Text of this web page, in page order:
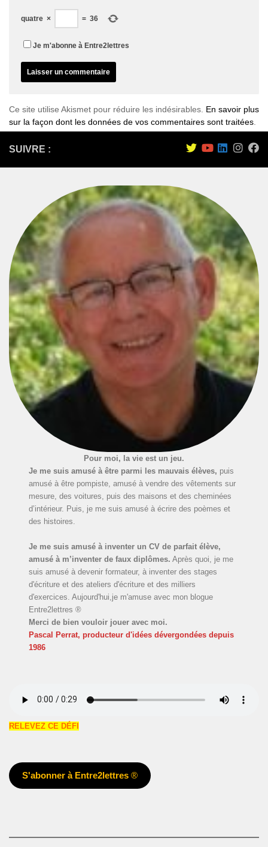
quatre × = 36
Je m'abonne à Entre2lettres
Ce site utilise Akismet pour réduire les indésirables. En savoir plus
sur la façon dont les données de vos commentaires sont traitées
SUIVRE :
Pour moi, la vie est un jeu.
Je me suis amusé à être parmi les mauvais élèves, puis
amusé à être pompiste, amusé à vendre des vêtements sur
mesure, des voitures, puis des maisons et des cheminées
d’intérieur. Puis, je me suis amusé à écrire des poèmes et
des histoires.
Je me suis amusé à inventer un CV de parfait élève,
amusé à m’inventer de faux diplômes. Après quoi, je me
suis amusé à devenir formateur, à inventer des stages
d'écriture et des ateliers d'écriture et des milliers
d'exercices. Aujourd'hui,je m'amuse avec mon blogue
Entre2lettres ®
Merci de bien vouloir jouer avec moi.
Pascal Perrat, producteur d'idées dévergondées depuis
1986
RELEVEZ CE DÉFI
S'abonner à Entre2lettres®